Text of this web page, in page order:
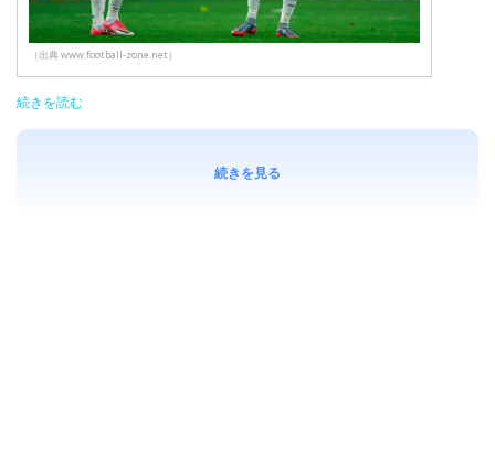
（出典 www.football-zone.net）
続きを読む
続きを見る